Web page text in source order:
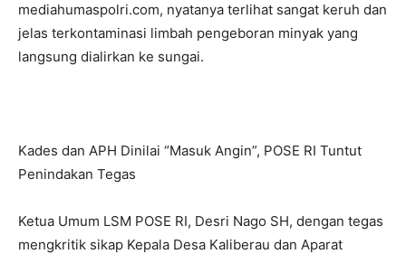
mediahumaspolri.com, nyatanya terlihat sangat keruh dan
jelas terkontaminasi limbah pengeboran minyak yang
langsung dialirkan ke sungai.
Kades dan APH Dinilai “Masuk Angin”, POSE RI Tuntut
Penindakan Tegas
Ketua Umum LSM POSE RI, Desri Nago SH, dengan tegas
mengkritik sikap Kepala Desa Kaliberau dan Aparat